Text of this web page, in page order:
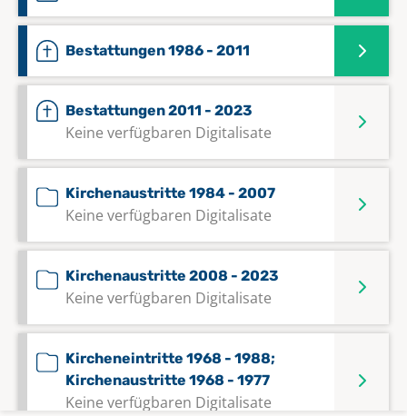
Bestattungen 1986 - 2011
Bestattungen 2011 - 2023
Keine verfügbaren Digitalisate
Kirchenaustritte 1984 - 2007
Keine verfügbaren Digitalisate
Kirchenaustritte 2008 - 2023
Keine verfügbaren Digitalisate
Kircheneintritte 1968 - 1988;
Kirchenaustritte 1968 - 1977
Keine verfügbaren Digitalisate